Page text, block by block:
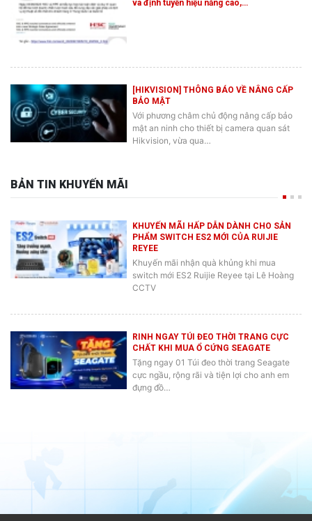
BẢO MẬT
Với phương châm chủ động nâng cấp bảo
mật an ninh cho thiết bị camera quan sát
Hikvision, vừa qua…
BẢN TIN KHUYẾN MÃI
PHẨM SWITCH ES2 MỚI CỦA RUIJIE
REYEE
Khuyến mãi nhận quà khủng khi mua
switch mới ES2 Ruijie Reyee tại Lê Hoàng
CCTV
CHẤT KHI MUA Ổ CỨNG SEAGATE
Tặng ngay 01 Túi đeo thời trang Seagate
cực ngầu, rộng rãi và tiện lợi cho anh em
đựng đồ…